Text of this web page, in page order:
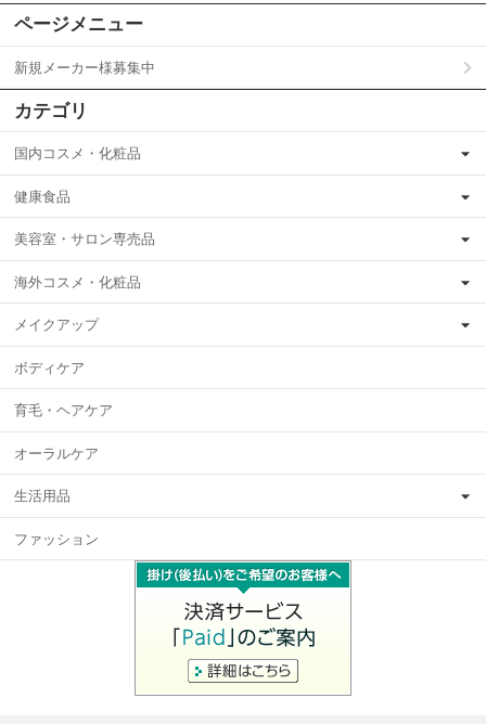
ページメニュー
新規メーカー様募集中
カテゴリ
国内コスメ・化粧品
健康食品
美容室・サロン専売品
海外コスメ・化粧品
メイクアップ
ボディケア
育毛・ヘアケア
オーラルケア
生活用品
ファッション